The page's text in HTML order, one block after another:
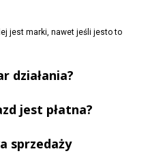
jest marki, nawet jeśli jesto to
działania?
jest płatna?
sprzedaży